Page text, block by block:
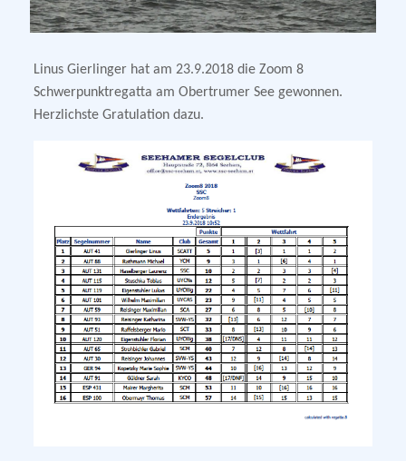
Linus Gierlinger hat am 23.9.2018 die Zoom 8
Schwerpunktregatta am Obertrumer See gewonnen.
Herzlichste Gratulation dazu.